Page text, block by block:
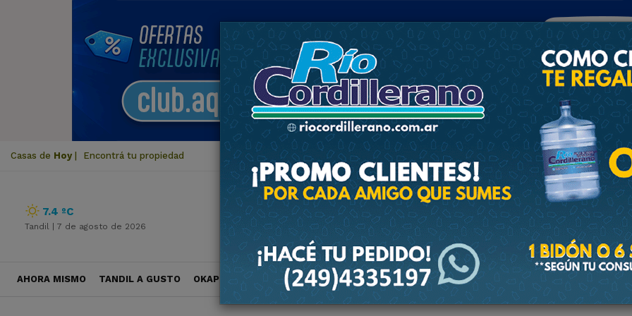
Casas de Hoy Encontrá tu propiedad
7.4 ºC
Tandil | 7 de agosto de 2026
AHORA MISMO TANDIL A GUSTO OKAPI VIAJES POLÍTICA POLICIALES DEPORTES SOCIEDAD NACIONALES